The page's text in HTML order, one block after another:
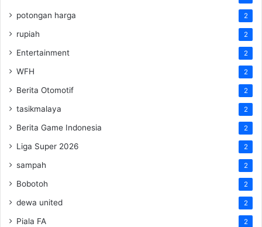
potongan harga 2
rupiah 2
Entertainment 2
WFH 2
Berita Otomotif 2
tasikmalaya 2
Berita Game Indonesia 2
Liga Super 2026 2
sampah 2
Bobotoh 2
dewa united 2
Piala FA 2